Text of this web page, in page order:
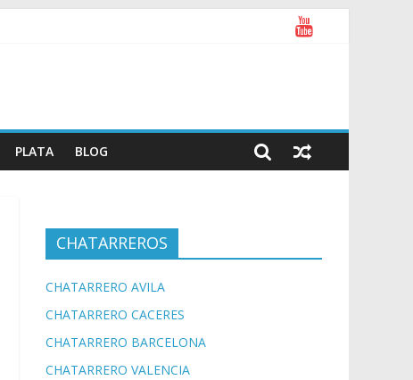
PLATA BLOG
CHATARREROS
CHATARRERO AVILA
CHATARRERO CACERES
CHATARRERO BARCELONA
CHATARRERO VALENCIA